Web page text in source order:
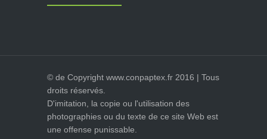
© de Copyright www.conpaptex.fr 2016 | Tous
droits réservés.
D'imitation, la copie ou l'utilisation des
photographies ou du texte de ce site Web est
une offense punissable.